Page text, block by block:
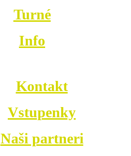
Turné
Info
Kontakt
Vstupenky
Naši partneri